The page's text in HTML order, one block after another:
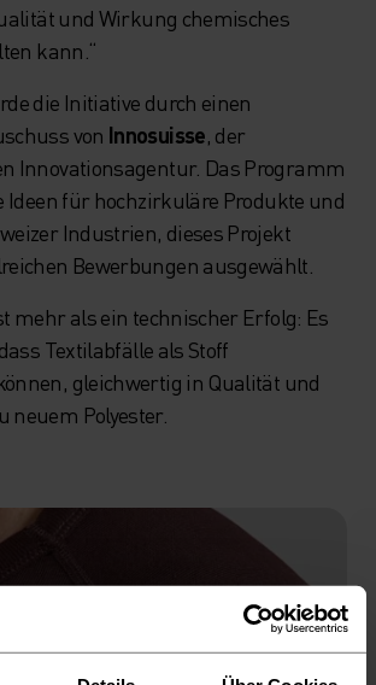
und Wirkung chemisches
kann.“
die Initiative durch einen
von Innosuisse, der
Innovationsagentur. Das Programm
Ideen für hochzirkuläre Produkte und
Industrien, dieses Projekt
Bewerbungen ausgewählt.
mehr als ein technischer Erfolg: Es
Textilabfälle als Stoff
gleichwertig in Qualität und
neuem Polyester.